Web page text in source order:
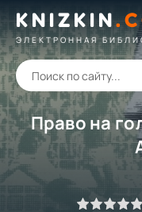
KNIZKIN.
ЭЛЕКТРОННАЯ
Право на